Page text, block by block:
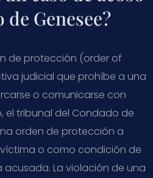
Genesee?
de protección (order of
judicial que prohíbe a una
o comunicarse con
el tribunal del Condado de
orden de protección a
o como condición de
La violación de una